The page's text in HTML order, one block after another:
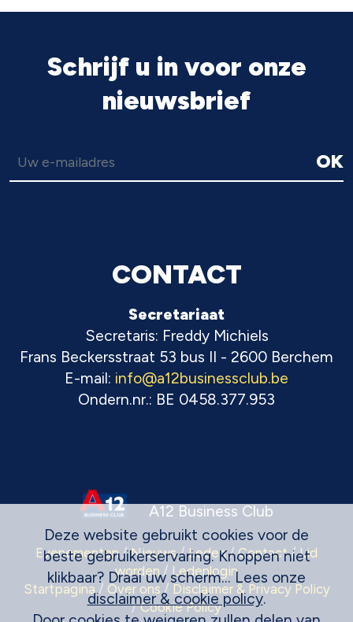
Schrijf u in voor onze
nieuwsbrief
OK
CONTACT
Secretariaat
Secretaris: Freddy Michiels
Frans Beckersstraat 53 bus II - 2600 Berchem
E-mail: info@a12businessclub.be
Ondern.nr.: BE 0458.377.953
A12 Business Club
Evenementen/Nieuws/Leden/Contact/Lid
worden/ Ledenlogin
Startpagina/ Over ons/ Disclaimer & Privacy Policy
/Cookie Policy
Deze website gebruikt cookies voor de
beste gebruikerservaring. Knoppen niet
klikbaar? Draai uw scherm... Lees onze
disclaimer & cookie policy.